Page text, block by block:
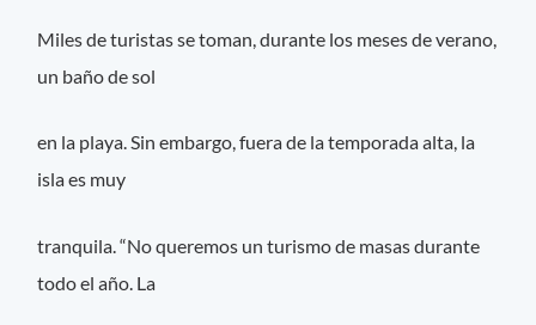
Miles de turistas se toman, durante los meses de verano,
un baño de sol
en la playa. Sin embargo, fuera de la temporada alta, la
isla es muy
tranquila. “No queremos un turismo de masas durante
todo el año. La